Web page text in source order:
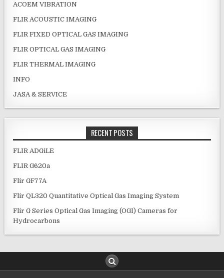
ACOEM VIBRATION
FLIR ACOUSTIC IMAGING
FLIR FIXED OPTICAL GAS IMAGING
FLIR OPTICAL GAS IMAGING
FLIR THERMAL IMAGING
INFO
JASA & SERVICE
RECENT POSTS
FLIR ADGiLE
FLIR G620a
Flir GF77A
Flir QL320 Quantitative Optical Gas Imaging System
Flir G Series Optical Gas Imaging (OGI) Cameras for
Hydrocarbons